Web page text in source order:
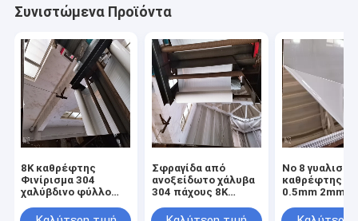
Συνιστώμενα Προϊόντα
8K καθρέφτης
Φινίρισμα 304
χαλύβδινο φύλλο
χάλυβα πλάτος 48 "
Σφραγίδα από
ανοξείδωτο χάλυβα
304 πάχους 8K
εξαιρετική
Νο 8
καθρέφτης
0.5mm 2mm
ανοξείδωτου